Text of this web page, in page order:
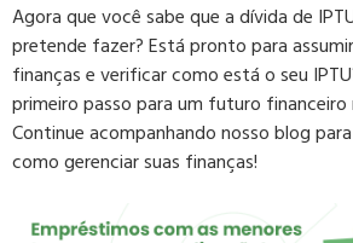
Agora que você sabe que a dívida de
pretende fazer? Está pronto para
finanças e verificar como está o seu
primeiro passo para um futuro financeiro
Continue acompanhando nosso blog
como gerenciar suas finanças!